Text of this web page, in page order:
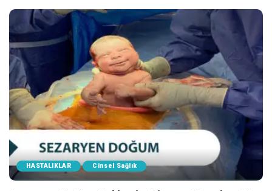
HASTALIKLAR Cinsel Sağlık